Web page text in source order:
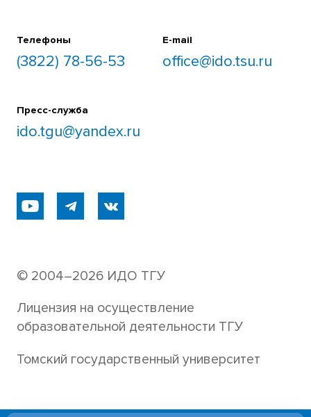
Телефоны
(3822) 78-56-53
E-mail
office@ido.tsu.ru
Пресс-служба
ido.tgu@yandex.ru
© 2004–2026 ИДО ТГУ
Лицензия на осуществление
образовательной деятельности ТГУ
Томский государственный университет